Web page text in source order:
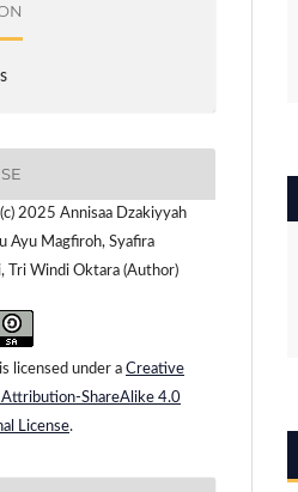
2025 Annisaa Dzakiyyah
Ayu Magfiroh, Syafira
Tri Windi Oktara (Author)
licensed under a Creative
ShareAlike 4.0
License.